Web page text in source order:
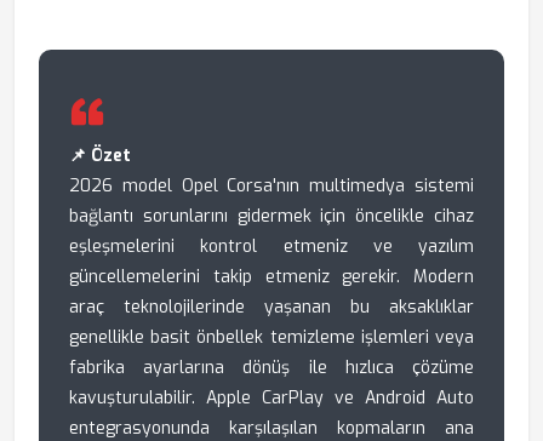
📌 Özet
2026 model Opel Corsa'nın multimedya sistemi
bağlantı sorunlarını gidermek için öncelikle cihaz
eşleşmelerini kontrol etmeniz ve yazılım
güncellemelerini takip etmeniz gerekir. Modern
araç teknolojilerinde yaşanan bu aksaklıklar
genellikle basit önbellek temizleme işlemleri veya
fabrika ayarlarına dönüş ile hızlıca çözüme
kavuşturulabilir. Apple CarPlay ve Android Auto
entegrasyonunda karşılaşılan kopmaların ana